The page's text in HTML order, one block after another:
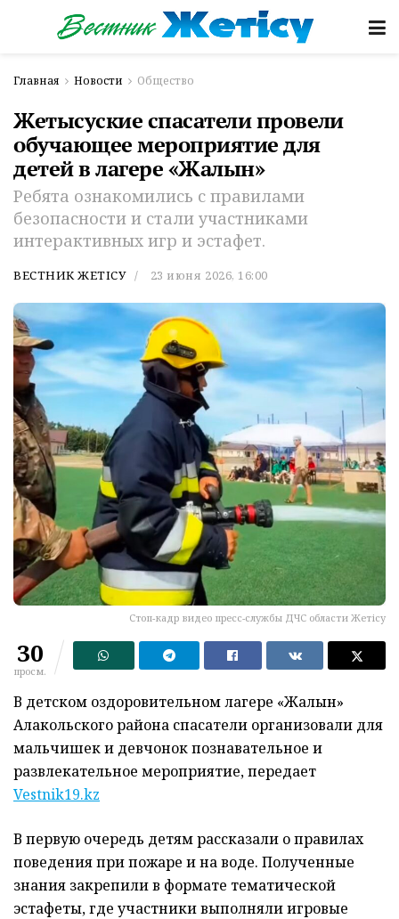
Главная Новости Общество
Жетысуские спасатели провели
обучающее мероприятие для
детей в лагере «Жалын»
Ребята ознакомились с правилами
безопасности и стали участниками
интерактивных игр и эстафет.
ВЕСТНИК ЖЕТІСУ 23 июня 2026, 16:00
Стоп-кадр видео пресс-службы ДЧС области Жетісу
30
просм.
В детском оздоровительном лагере «Жалын»
Алакольского района спасатели организовали для
мальчишек и девчонок познавательное и
развлекательное мероприятие, передает
Vestnik19.kz
В первую очередь детям рассказали о правилах
поведения при пожаре и на воде. Полученные
знания закрепили в формате тематической
эстафеты, где участники выполняли игровые